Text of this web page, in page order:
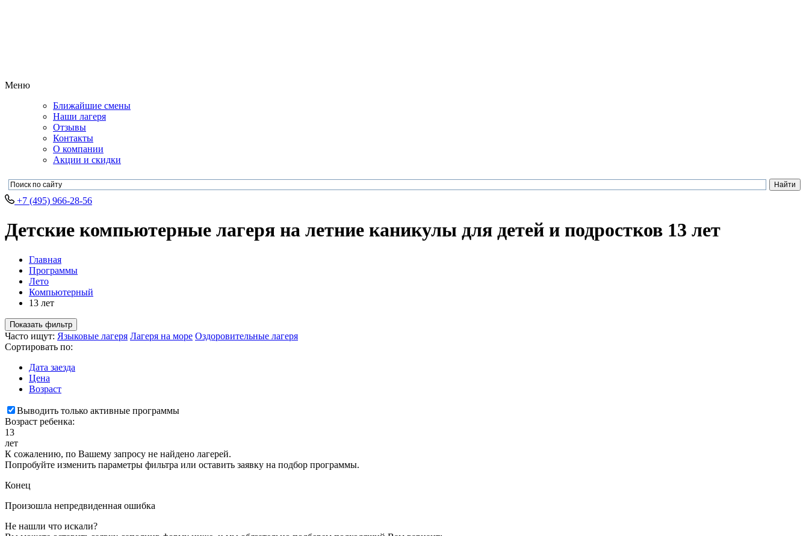
Меню
Ближайшие смены
Наши лагеря
Отзывы
Контакты
О компании
Акции и скидки
+7 (495) 966-28-56
Детские компьютерные лагеря на летние каникулы для детей и подростков 13 лет
Главная
Программы
Лето
Компьютерный
13 лет
Показать фильтр
Часто ищут: Языковые лагеря Лагеря на море Оздоровительные лагеря
Сортировать по:
Дата заезда
Цена
Возраст
Выводить только активные программы
Возраст ребенка:
13
лет
К сожалению, по Вашему запросу не найдено лагерей.
Попробуйте изменить параметры фильтра или оставить заявку на подбор программы.
Конец
Произошла непредвиденная ошибка
Не нашли что искали?